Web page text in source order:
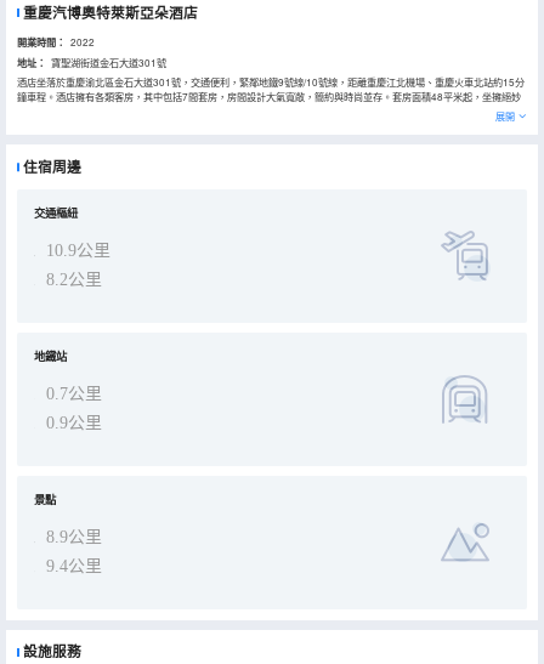
重慶汽博奧特萊斯亞朵酒店
開業時間： 2022
地址：
寶聖湖街道金石大道301號
酒店坐落於重慶渝北區金石大道301號，交通便利，緊鄰地鐵9號線/10號線，距離重慶江北機場、重慶火車北站約15分
鐘車程。酒店擁有各類客房，其中包括7間套房，房間設計大氣寬敞，簡約與時尚並存。套房面積48平米起，坐擁絕妙
酒店是亞朵旗下3.4的升級版，內設共語（會議室）、相招（餐廳）、竹居（書吧）、汗出(健身房）、出塵（洗衣
展開
住宿周邊
交通樞紐
10.9公里
8.2公里
地鐵站
0.7公里
0.9公里
景點
8.9公里
9.4公里
設施服務